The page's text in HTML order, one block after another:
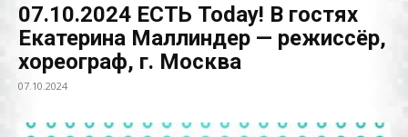
07.10.2024 ЕСТЬ Today! В гостях
Екатерина Маллиндер — режиссёр,
хореограф, г. Москва
07.10.2024